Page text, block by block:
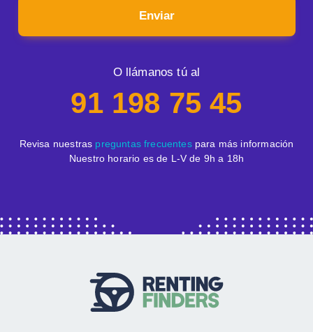
Enviar
O llámanos tú al
91 198 75 45
Revisa nuestras preguntas frecuentespara más información
Nuestro horario es de L-V de 9h a 18h